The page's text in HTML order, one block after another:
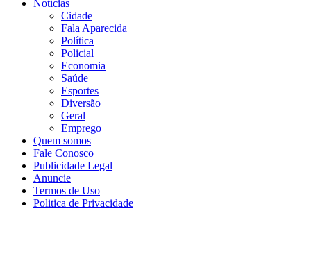
Notícias
Cidade
Fala Aparecida
Política
Policial
Economia
Saúde
Esportes
Diversão
Geral
Emprego
Quem somos
Fale Conosco
Publicidade Legal
Anuncie
Termos de Uso
Politica de Privacidade